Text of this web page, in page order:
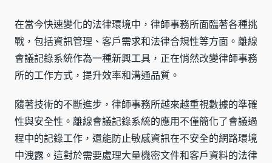
在當今快速變化的法律環境中，律師事務所面臨著各種挑
戰，包括資訊管理、客戶需求和法律合規性等方面。離線
會議記錄系統作為一種新興工具，正在悄然改變律師事務
所的工作方式，提升效率和溝通品質。
隨著技術的不斷進步，律師事務所越來越重視數據的準確
性與安全性。離線會議記錄系統的應用不僅簡化了會議過
程中的記錄工作，還能防止敏感資訊在不安全的網路環境
中洩露。這對於需要處理大量機密文件和客戶資料的法律